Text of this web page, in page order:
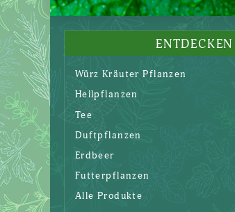
ENTDECKEN
Würz Kräuter Pflanzen
Heilpflanzen
Tee
Duftpflanzen
Erdbeer
Futterpflanzen
Alle Produkte